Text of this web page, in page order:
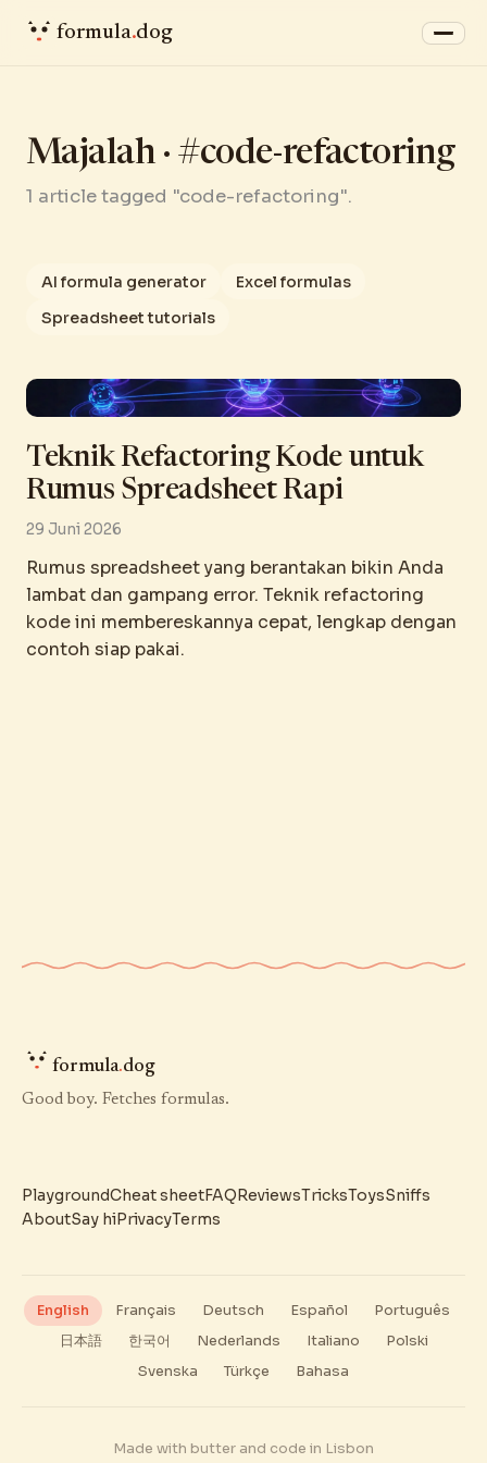
Majalah · #code-refactoring
1 article tagged "code-refactoring".
AI formula generator
Excel formulas
Spreadsheet tutorials
Teknik Refactoring Kode untuk
Rumus Spreadsheet Rapi
29 Juni 2026
Rumus spreadsheet yang berantakan bikin Anda
lambat dan gampang error. Teknik refactoring
kode ini membereskannya cepat, lengkap dengan
contoh siap pakai.
formula.dog
formula.dog
Good boy. Fetches formulas.
PlaygroundCheat sheetFAQ ReviewsTricksToysSniffs
AboutSay hiPrivacyTerms
English Français Deutsch Español
Português
日本語
한국어 Nederlands Italiano
Polski
Svenska
Türkçe Bahasa
Made with butter and code in Lisbon